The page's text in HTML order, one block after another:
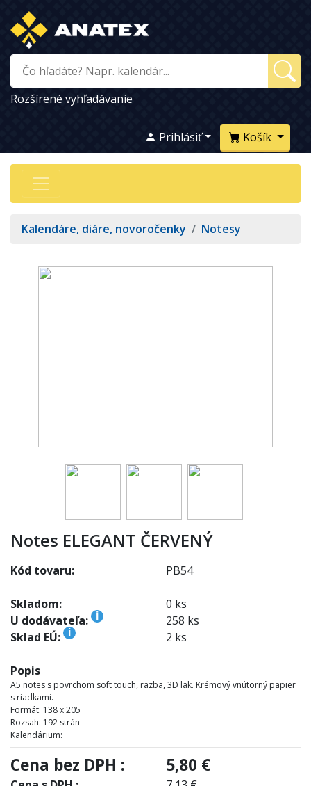
Rozšírené vyhľadávanie
Košík
Prihlásiť
Kalendáre, diáre, novoročenky / Notesy
Notes ELEGANT ČERVENÝ
Kód tovaru: PB54
Skladom:
0 ks
U dodávateľa:
i
258 ks
Sklad EÚ:
i 2 ks
Popis
A5 notes s povrchom soft touch, razba, 3D lak. Krémový vnútorný papier
s riadkami.
Formát: 138 x 205
Rozsah: 192 strán
Kalendárium:
Cena bez DPH : 5,80 €